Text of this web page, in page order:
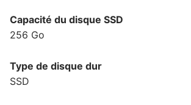
Capacité du disque SSD
256 Go
Type de disque dur
SSD